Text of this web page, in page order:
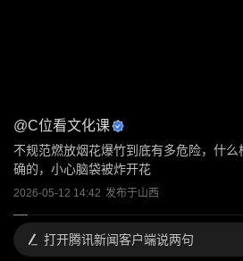
@C位看文化课
不规范燃放烟花爆竹到底有多危险，什么
确的，小心脑袋被炸开花
2026-05-12 14:42 发布于山西
打开腾讯新闻客户端说两句